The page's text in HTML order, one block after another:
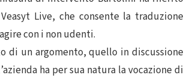
Live, che consente la traduzione
con i non udenti.
di un argomento, quello in discussione
ha per sua natura la vocazione di